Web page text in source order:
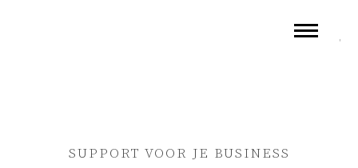
SUPPORT VOOR JE BUSINESS